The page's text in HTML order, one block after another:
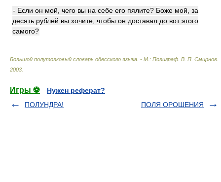
- Если он мой, чего вы на себе его пялите? Боже мой, за
десять рублей вы хочите, чтобы он доставал до вот этого
самого?
Большой полутолковый словарь одесского языка. - М.: Полиграф В. П. Смирнов
2003
Игры ⚽
Нужен реферат?
ПОЛУНДРА!
ПОЛЯ ОРОШЕНИЯ